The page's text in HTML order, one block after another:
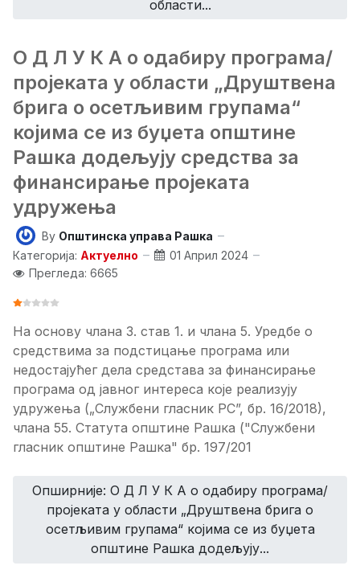
области...
О Д Л У К A о одабиру програма/
пројеката у области „Друштвена
брига о осетљивим групама“
којима се из буџета општине
Рашка додељују средства за
финансирање пројеката
удружења
By Општинска управа Рашка
Категорија: Актуелно
01 Април 2024
Прегледа: 6665
ОЦЕНА КОРИСНИКА:
На основу члана 3. став 1. и члана 5. Уредбе о
средствима за подстицање програма или
недостајућег дела средстава за финансирање
програма од јавног интереса које реализују
удружења („Службени гласник РС”, бр. 16/2018),
члана 55. Статута општине Рашка ("Службени
гласник општине Рашка" бр. 197/201
Опширније: О Д Л У К A о одабиру програма/
пројеката у области „Друштвена брига о
осетљивим групама“ којима се из буџета
општине Рашка додељују...